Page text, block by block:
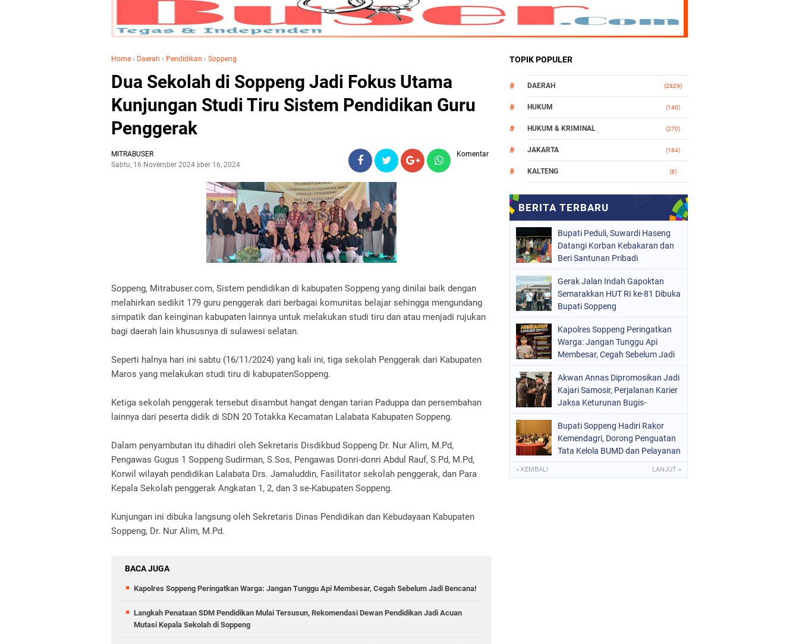
Home › Daerah › Pendidikan › Soppeng
Dua Sekolah di Soppeng Jadi Fokus Utama
Kunjungan Studi Tiru Sistem Pendidikan Guru
Penggerak
MITRABUSER
Sabtu, 16 November 2024November 16, 2024
Komentar
Soppeng, Mitrabuser.com, Sistem pendidikan di kabupaten Soppeng yang dinilai baik dengan
melahirkan sedikit 179 guru penggerak dari berbagai komunitas belajar sehingga mengundang
simpatik dan keinginan kabupaten lainnya untuk melakukan studi tiru dan atau menjadi rujukan
bagi daerah lain khususnya di sulawesi selatan.
Seperti halnya hari ini sabtu (16/11/2024) yang kali ini, tiga sekolah Penggerak dari Kabupaten
Maros yang melakukan studi tiru di kabupatenSoppeng.
Ketiga sekolah penggerak tersebut disambut hangat dengan tarian Paduppa dan persembahan
lainnya dari peserta didik di SDN 20 Totakka Kecamatan Lalabata Kabupaten Soppeng.
Dalam penyambutan itu dihadiri oleh Sekretaris Disdikbud Soppeng Dr. Nur Alim, M.Pd,
Pengawas Gugus 1 Soppeng Sudirman, S.Sos, Pengawas Donri-donri Abdul Rauf, S.Pd, M.Pd,
Korwil wilayah pendidikan Lalabata Drs. Jamaluddin, Fasilitator sekolah penggerak, dan Para
Kepala Sekolah penggerak Angkatan 1, 2, dan 3 se-Kabupaten Soppeng.
Kunjungan ini dibuka langsung oleh Sekretaris Dinas Pendidikan dan Kebudayaan Kabupaten
Soppeng, Dr. Nur Alim, M.Pd.
BACA JUGA
Kapolres Soppeng Peringatkan Warga: Jangan Tunggu Api Membesar, Cegah Sebelum Jadi Bencana!
Langkah Penataan SDM Pendidikan Mulai Tersusun, Rekomendasi Dewan Pendidikan Jadi Acuan
Mutasi Kepala Sekolah di Soppeng
TOPIK POPULER
DAERAH (2829)
HUKUM (140)
HUKUM & KRIMINAL (270)
JAKARTA (164)
KALTENG (8)
MAKASSAR
(966)
ORGANISASI (212)
PERISTIWA
POLITIK
POLRI
SULSEL
Bupati Peduli, Suwardi Haseng
Datangi Korban Kebakaran dan
Beri Santunan Pribadi
Gerak Jalan Indah Gapoktan
Semarakkan HUT RI ke-81 Dibuka
Bupati Soppeng
Kapolres Soppeng Peringatkan
Warga: Jangan Tunggu Api
Membesar, Cegah Sebelum Jadi
Akwan Annas Dipromosikan Jadi
Kajari Samosir, Perjalanan Karier
Jaksa Keturunan Bugis-
Bupati Soppeng Hadiri Rakor
Kemendagri, Dorong Penguatan
Tata Kelola BUMD dan Pelayanan
« KEMBALI LANJUT »